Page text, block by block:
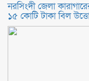
নরসিংদী জেলা
১৫ কোটি টাকা বিল